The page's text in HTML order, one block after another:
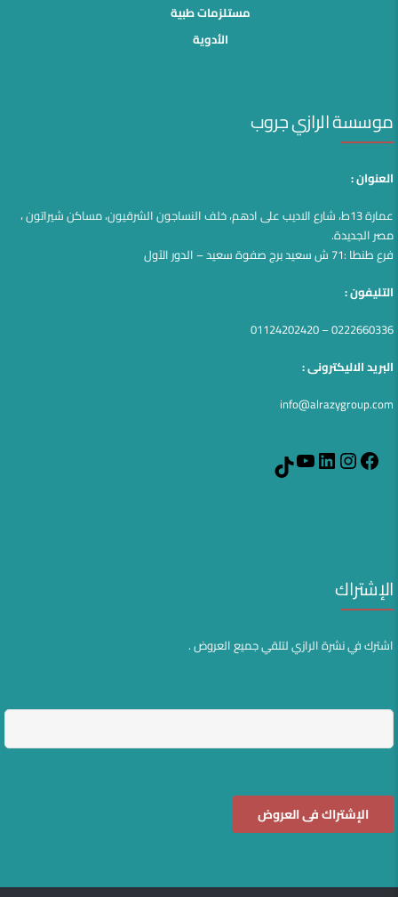
مستلزمات طبية
الأدوية
موسسة الرازي جروب
العنوان :
عمارة 13ط، شارع الاديب على ادهم، خلف النساجون الشرقيون، مساكن شيراتون ،
مصر الجديدة.
فرع طنطا :71 ش سعيد برج صفوة سعيد – الدور الآول
التليفون :
0222660336 – 01124202420
البريد الاليكترونى :
info@alrazygroup.com
Facebook
Instagram
LinkedIn
YouTube
الإشتراك
اشترك في نشرة الرازي لتلقي جميع العروض .